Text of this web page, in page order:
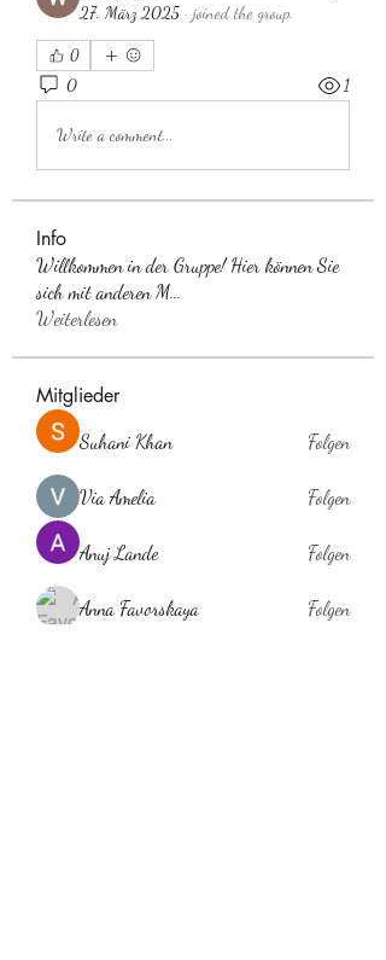
27. März 2025 · joined the group.
0
0 1
Write a comment...
Info
Willkommen in der Gruppe! Hier können Sie
sich mit anderen M
Weiterlesen
Mitglieder
Suhani Khan Folgen
Via Amelia Folgen
Anuj Lande Folgen
Anna Favorskaya Folgen